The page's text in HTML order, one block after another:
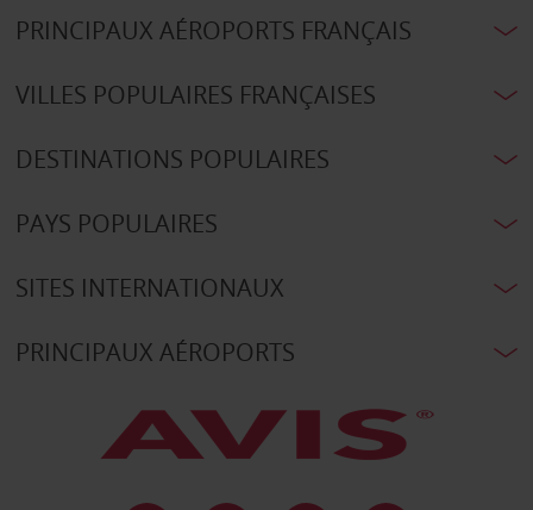
PRINCIPAUX AÉROPORTS FRANÇAIS
VILLES POPULAIRES FRANÇAISES
DESTINATIONS POPULAIRES
PAYS POPULAIRES
SITES INTERNATIONAUX
PRINCIPAUX AÉROPORTS